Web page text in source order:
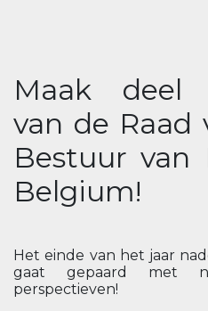
Maak deel
van de Raad
Bestuur van
Belgium!
Het einde van het jaar
gaat gepaard met
perspectieven!